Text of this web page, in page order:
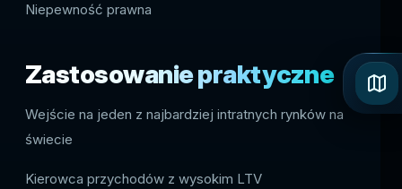
Niepewność prawna
Zastosowanie praktyczne
Wejście na jeden z najbardziej intratnych rynków na
świecie
Kierowca przychodów z wysokim LTV